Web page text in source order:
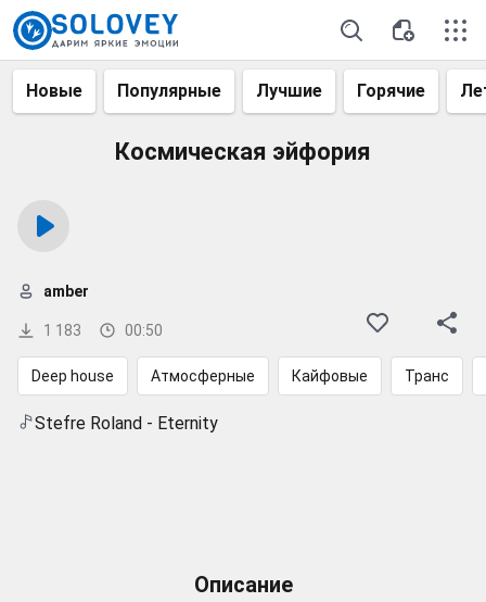
Новые Популярные Лучшие Горячие
Космическая эйфория
1 183 00:50
amber
Deep house Атмосферные Кайфовые Транс
Stefre Roland - Eternity
Описание